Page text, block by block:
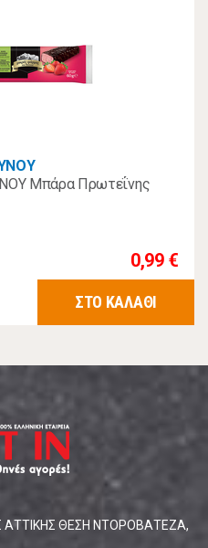
Μπάρα Πρωτεΐνης
0,99 €
ΣΤΟ ΚΑΛΑΘΙ
ΘΕΣΗ ΝΤΟΡΟΒΑΤΕΖΑ,